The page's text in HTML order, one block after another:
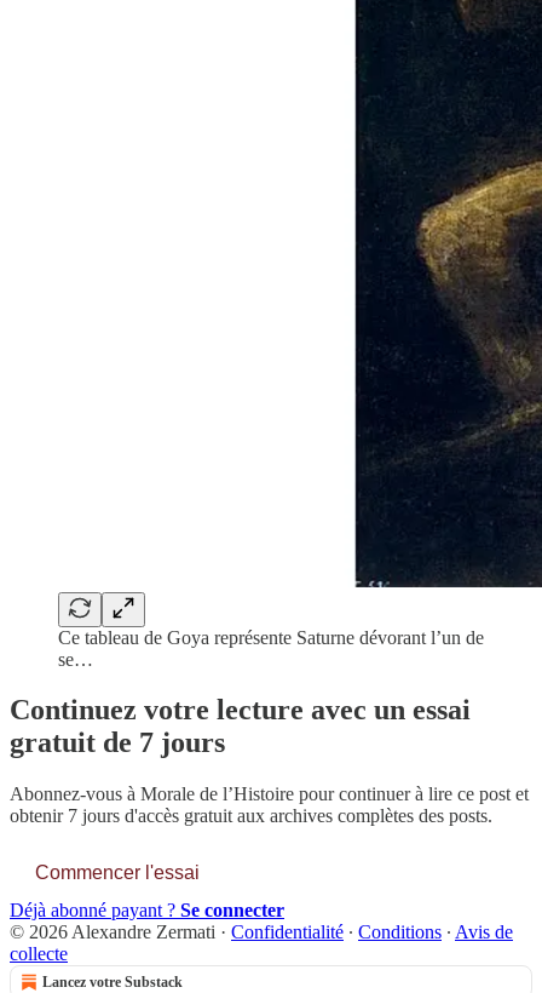
Ce tableau de Goya représente Saturne dévorant l’un de
se…
Continuez votre lecture avec un essai
gratuit de 7 jours
Abonnez-vous à Morale de l’Histoire pour continuer à lire ce post et
obtenir 7 jours d'accès gratuit aux archives complètes des posts.
Commencer l'essai
Déjà abonné payant ? Se connecter
© 2026 Alexandre Zermati · Confidentialité ∙ Conditions ∙ Avis de
collecte
Lancez votre Substack